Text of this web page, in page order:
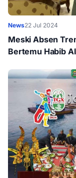
News22 Jul 2024
Meski Absen
Bertemu Habib